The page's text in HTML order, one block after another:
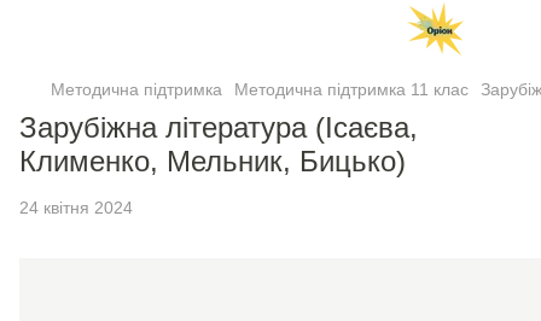
Методична підтримка Методична підтримка 11 клас
Зарубіжна література (Ісаєва,
Клименко, Мельник, Бицько)
24 квітня 2024